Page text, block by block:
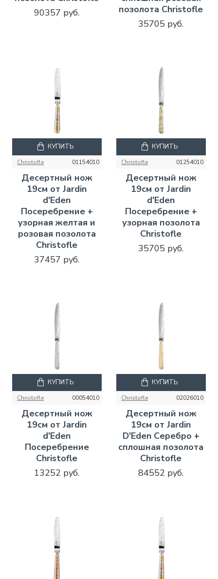
90357 руб.
позолота Christofle
35705 руб.
Christofle 01154010
Десертный нож
19см от Jardin
d'Eden
Посеребрение +
узорная желтая и
розовая позолота
Christofle
37457 руб.
КУПИТЬ
Christofle 01254010
Десертный нож
19см от Jardin
d'Eden
Посеребрение +
узорная позолота
Christofle
35705 руб.
КУПИТЬ
Christofle 00054010
Десертный нож
19см от Jardin
d'Eden
Посеребрение
Christofle
13252 руб.
КУПИТЬ
Christofle 02026010
Десертный нож
19см от Jardin
D'Eden Серебро +
сплошная позолота
Christofle
84552 руб.
КУПИТЬ